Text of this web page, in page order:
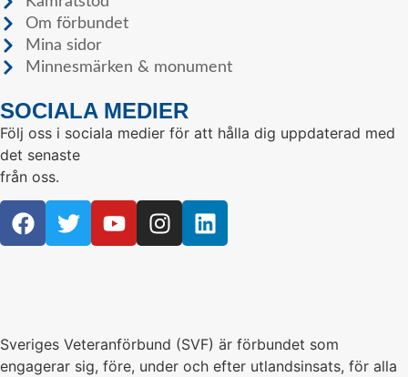
Om förbundet
Mina sidor
Minnesmärken & monument
SOCIALA MEDIER
Följ oss i sociala medier för att hålla dig uppdaterad med
det senaste
från oss.
Sveriges Veteranförbund (SVF) är förbundet som
engagerar sig, före, under och efter utlandsinsats, för alla